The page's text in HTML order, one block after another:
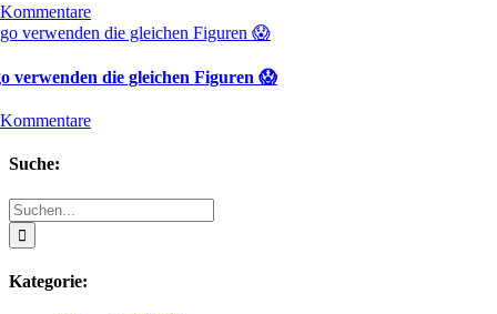
verwenden die gleichen Figuren 😱
Suche:
Suche
nach:
Kategorie: